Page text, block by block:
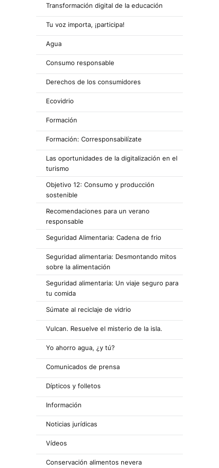
Transformación digital de la educación
Tu voz importa, ¡participa!
Agua
Consumo responsable
Derechos de los consumidores
Ecovidrio
Formación
Formación: Corresponsabilízate
Las oportunidades de la digitalización en el
turismo
Objetivo 12: Consumo y producción
sostenible
Recomendaciones para un verano
responsable
Seguridad Alimentaria: Cadena de frio
Seguridad alimentaria: Desmontando mitos
sobre la alimentación
Seguridad alimentaria: Un viaje seguro para
tu comida
Súmate al reciclaje de vidrio
Vulcan. Resuelve el misterio de la isla.
Yo ahorro agua, ¿y tú?
Comunicados de prensa
Dípticos y folletos
Información
Noticias jurídicas
Vídeos
Conservación alimentos nevera